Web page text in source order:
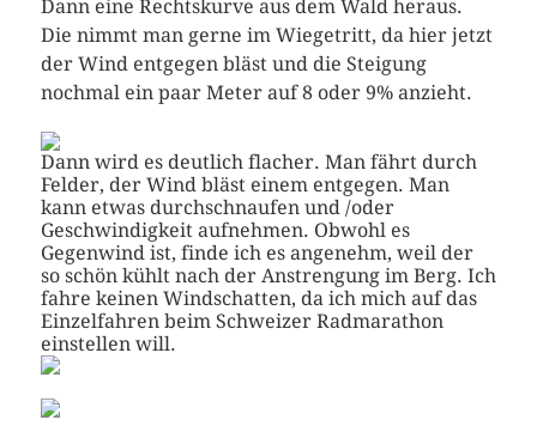
Dann eine Rechtskurve aus dem Wald heraus.
Die nimmt man gerne im Wiegetritt, da hier jetzt
der Wind entgegen bläst und die Steigung
nochmal ein paar Meter auf 8 oder 9% anzieht.
Dann wird es deutlich flacher. Man fährt durch
Felder, der Wind bläst einem entgegen. Man
kann etwas durchschnaufen und /oder
Geschwindigkeit aufnehmen. Obwohl es
Gegenwind ist, finde ich es angenehm, weil der
so schön kühlt nach der Anstrengung im Berg. Ich
fahre keinen Windschatten, da ich mich auf das
Einzelfahren beim Schweizer Radmarathon
einstellen will.